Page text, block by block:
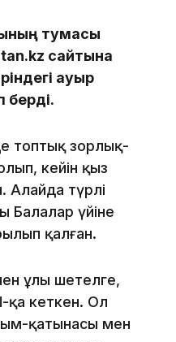
тумасы
сайтына
ауыр
берді.
топтық зорлық-
кейін қыз
Алайда түрлі
Балалар үйіне
қалған.
ұлы шетелге,
қа кеткен. Ол
қатынасы мен